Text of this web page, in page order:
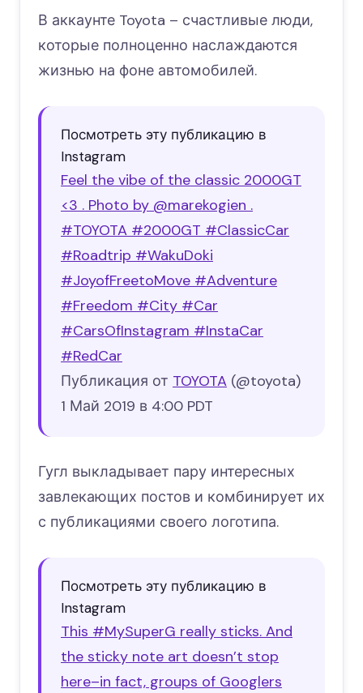
В аккаунте Toyota – счастливые люди,
которые полноценно наслаждаются
жизнью на фоне автомобилей.
Посмотреть эту публикацию в
Instagram
Feel the vibe of the classic 2000GT
<3 . Photo by @marekogien .
#TOYOTA #2000GT #ClassicCar
#Roadtrip #WakuDoki
#JoyofFreetoMove #Adventure
#Freedom #City #Car
#CarsOfInstagram #InstaCar
#RedCar
Публикация от TOYOTA (@toyota)
1 Май 2019 в 4:00 PDT
Гугл выкладывает пару интересных
завлекающих постов и комбинирует их
с публикациями своего логотипа.
Посмотреть эту публикацию в
Instagram
This #MySuperG really sticks. And
the sticky note art doesn’t stop
here–in fact, groups of Googlers